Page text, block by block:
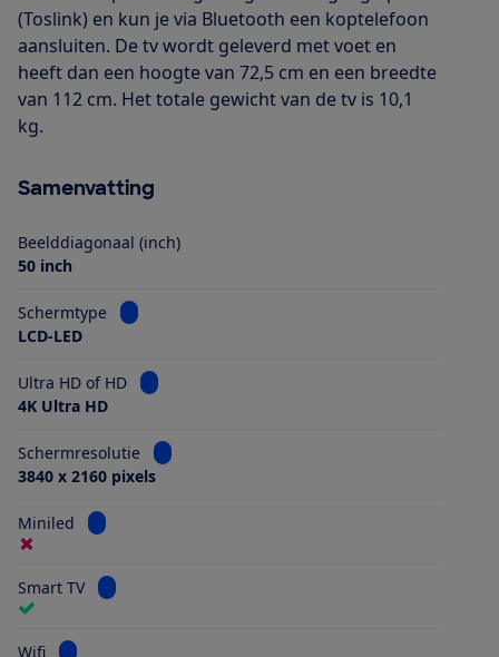
(Toslink) en kun je via Bluetooth een koptelefoon
aansluiten. De tv wordt geleverd met voet en
heeft dan een hoogte van 72,5 cm en een breedte
van 112 cm. Het totale gewicht van de tv is 10,1
kg.
Samenvatting
Beelddiagonaal (inch)
50 inch
Schermtype
Bekijk informatie voor Schermtype
LCD-LED
Ultra HD of HD
Bekijk informatie voor Ultra HD of HD
4K Ultra HD
Schermresolutie
Bekijk informatie voor Schermresolutie
3840 x 2160 pixels
Miniled Bekijk informatie voor Miniled
Smart TV Bekijk informatie voor Smart TV
Wifi Bekijk informatie voor Wifi